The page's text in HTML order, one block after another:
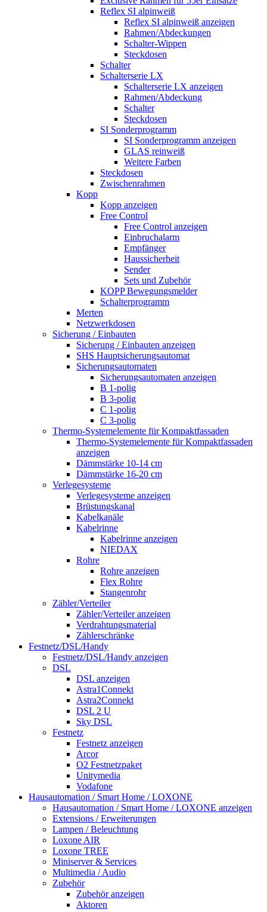
Reflex SI alpinweiß
Reflex SI alpinweiß anzeigen
Rahmen/Abdeckungen
Schalter-Wippen
Steckdosen
Schalter
Schalterserie LX
Schalterserie LX anzeigen
Rahmen/Abdeckung
Schalter
Steckdosen
SI Sonderprogramm
SI Sonderprogramm anzeigen
GLAS reinweiß
Weitere Farben
Steckdosen
Zwischenrahmen
Kopp
Kopp anzeigen
Free Control
Free Control anzeigen
Einbruchalarm
Empfänger
Haussicherheit
Sender
Sets und Zubehör
KOPP Bewegungsmelder
Schalterprogramm
Merten
Netzwerkdosen
Sicherung / Einbauten
Sicherung / Einbauten anzeigen
SHS Hauptsicherungsautomat
Sicherungsautomaten
Sicherungsautomaten anzeigen
B 1-polig
B 3-polig
C 1-polig
C 3-polig
Thermo-Systemelemente für Kompaktfassaden
Thermo-Systemelemente für Kompaktfassaden
anzeigen
Dämmstärke 10-14 cm
Dämmstärke 16-20 cm
Verlegesysteme
Verlegesysteme anzeigen
Brüstungskanal
Kabelkanäle
Kabelrinne
Kabelrinne anzeigen
NIEDAX
Rohre
Rohre anzeigen
Flex Rohre
Stangenrohr
Zähler/Verteiler
Zähler/Verteiler anzeigen
Verdrahtungsmaterial
Zählerschränke
Festnetz/DSL/Handy
Festnetz/DSL/Handy anzeigen
DSL
DSL anzeigen
Astra1Connekt
Astra2Connekt
DSL 2 U
Sky DSL
Festnetz
Festnetz anzeigen
Arcor
O2 Festnetzpaket
Unitymedia
Vodafone
Hausautomation / Smart Home / LOXONE
Hausautomation / Smart Home / LOXONE anzeigen
Extensions / Erweiterungen
Lampen / Beleuchtung
Loxone AIR
Loxone TREE
Miniserver & Services
Multimedia / Audio
Zubehör
Zubehör anzeigen
Aktoren